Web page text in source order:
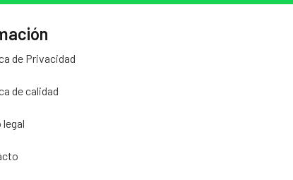
de Privacidad
de calidad